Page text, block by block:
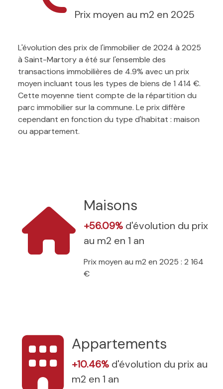
Prix moyen au m2 en 2025
L'évolution des prix de l'immobilier de 2024 à 2025
à Saint-Martory a été sur l'ensemble des
transactions immobilières de 4.9% avec un prix
moyen incluant tous les types de biens de 1 414 €.
Cette moyenne tient compte de la répartition du
parc immobilier sur la commune. Le prix diffère
cependant en fonction du type d'habitat : maison
ou appartement.
Maisons
+56.09% d'évolution du prix
au m2 en 1 an
Prix moyen au m2 en 2025 : 2 164
€
Appartements
+10.46% d'évolution du prix au
m2 en 1 an